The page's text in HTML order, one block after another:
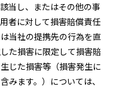
当し、またはその他の事
者に対して損害賠償責任
当社の提携先の行為を直
た損害に限定して損害賠
じた損害等（損害発生に
みます。）については、